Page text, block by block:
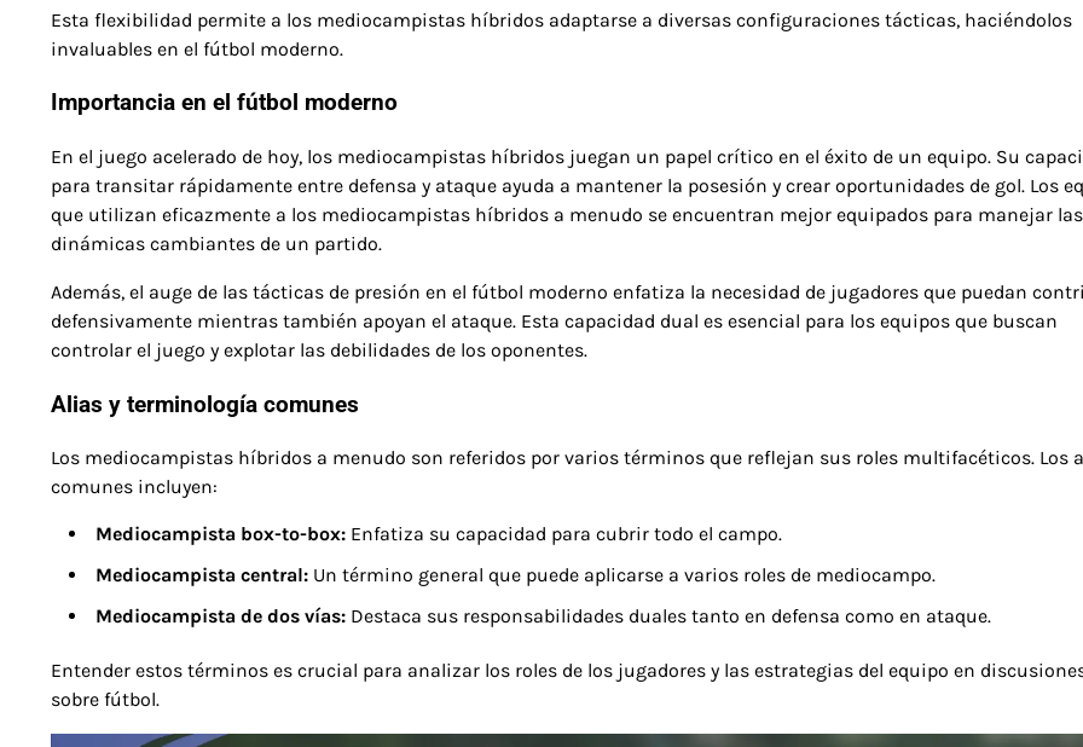
Esta flexibilidad permite a los mediocampistas híbridos adaptarse a diversas configuraciones tácticas, haciéndolos
invaluables en el fútbol moderno.
Importancia en el fútbol moderno
En el juego acelerado de hoy, los mediocampistas híbridos juegan un papel crítico en el éxito de un equipo. Su
para transitar rápidamente entre defensa y ataque ayuda a mantener la posesión y crear oportunidades de gol. Los
que utilizan eficazmente a los mediocampistas híbridos a menudo se encuentran mejor equipados para manejar las
dinámicas cambiantes de un partido.
Además, el auge de las tácticas de presión en el fútbol moderno enfatiza la necesidad de jugadores que puedan
defensivamente mientras también apoyan el ataque. Esta capacidad dual es esencial para los equipos que buscan
controlar el juego y explotar las debilidades de los oponentes.
Alias y terminología comunes
Los mediocampistas híbridos a menudo son referidos por varios términos que reflejan sus roles multifacéticos. Los
comunes incluyen:
Mediocampista box-to-box: Enfatiza su capacidad para cubrir todo el campo.
Mediocampista central: Un término general que puede aplicarse a varios roles de mediocampo.
Mediocampista de dos vías: Destaca sus responsabilidades duales tanto en defensa como en ataque.
Entender estos términos es crucial para analizar los roles de los jugadores y las estrategias del equipo en
sobre fútbol.